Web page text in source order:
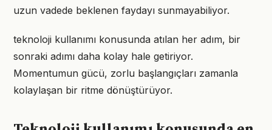
uzun vadede beklenen faydayı sunmayabiliyor.
teknoloji kullanımı konusunda atılan her adım, bir
sonraki adımı daha kolay hale getiriyor.
Momentumun gücü, zorlu başlangıçları zamanla
kolaylaşan bir ritme dönüştürüyor.